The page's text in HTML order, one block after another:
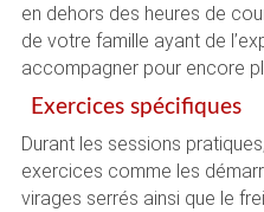
en dehors des heures de
de votre famille ayant de
accompagner pour encore
Exercices spécifiques
Durant les sessions
exercices comme les
virages serrés ainsi que le